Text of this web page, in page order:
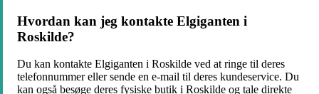
Hvordan kan jeg kontakte Elgiganten i
Roskilde?
Du kan kontakte Elgiganten i Roskilde ved at ringe til deres
telefonnummer eller sende en e-mail til deres kundeservice. Du
kan også besøge deres fysiske butik i Roskilde og tale direkte